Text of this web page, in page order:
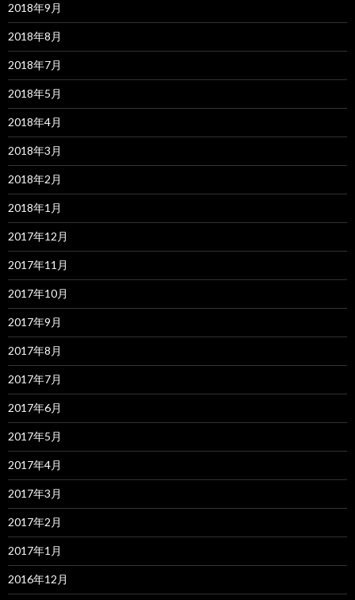
2018年9月
2018年8月
2018年7月
2018年5月
2018年4月
2018年3月
2018年2月
2018年1月
2017年12月
2017年11月
2017年10月
2017年9月
2017年8月
2017年7月
2017年6月
2017年5月
2017年4月
2017年3月
2017年2月
2017年1月
2016年12月